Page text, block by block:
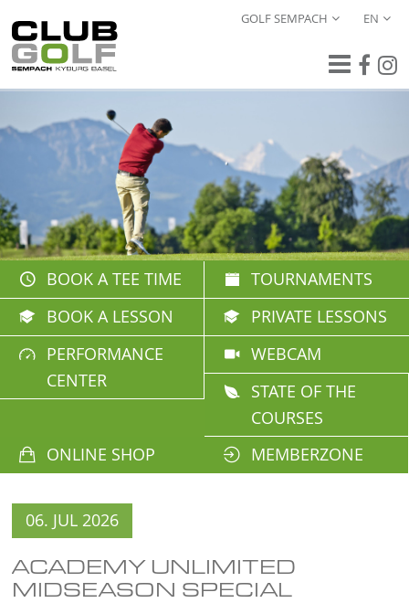
GOLF SEMPACH EN
BOOK A TEE TIME
TOURNAMENTS
BOOK A LESSON
PRIVATE LESSONS
PERFORMANCE
CENTER
WEBCAM
STATE OF THE
COURSES
ONLINE SHOP
MEMBERZONE
06. JUL 2026
ACADEMY UNLIMITED
MIDSEASON SPECIAL